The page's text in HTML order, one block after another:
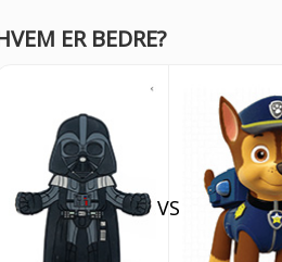
ER BEDRE?
VS